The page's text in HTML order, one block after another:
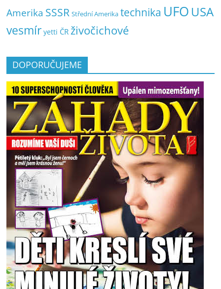
Amerika SSSR Střední Amerika technika UFO USA
vesmír yetti ČR živočichové
DOPORUČUJEME